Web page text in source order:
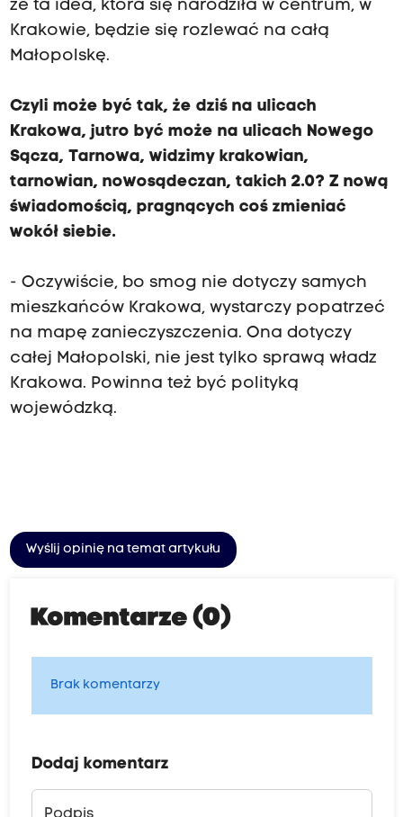
że ta idea, która się narodziła w centrum, w
Krakowie, będzie się rozlewać na całą
Małopolskę.
Czyli może być tak, że dziś na ulicach
Krakowa, jutro być może na ulicach Nowego
Sącza, Tarnowa, widzimy krakowian,
tarnowian, nowosądeczan, takich 2.0? Z nową
świadomością, pragnących coś zmieniać
wokół siebie.
- Oczywiście, bo smog nie dotyczy samych
mieszkańców Krakowa, wystarczy popatrzeć
na mapę zanieczyszczenia. Ona dotyczy
całej Małopolski, nie jest tylko sprawą władz
Krakowa. Powinna też być polityką
wojewódzką.
Wyślij opinię na temat artykułu
Komentarze (0)
Brak komentarzy
Dodaj komentarz